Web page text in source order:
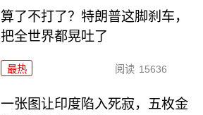
算了不打了？特朗普这脚刹车，
把全世界都晃吐了
最热 阅读 15636
一张图让印度陷入死寂，五枚金